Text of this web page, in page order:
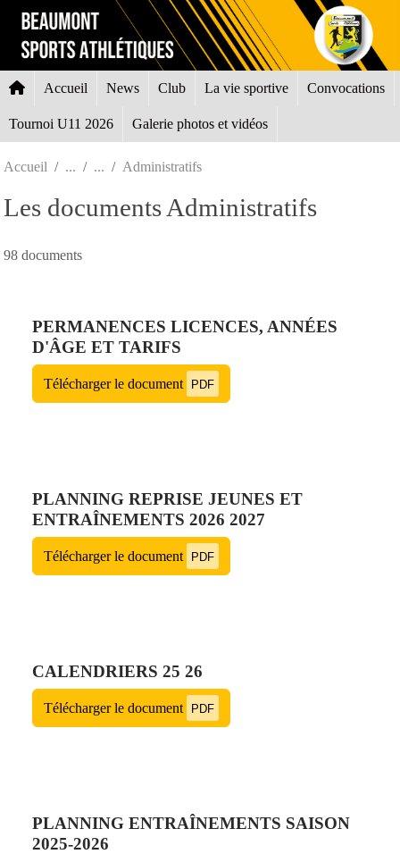
Accueil News Club La vie sportive Convocations
Tournoi U11 2026 Galerie photos et vidéos
Accueil Administratifs
Les documents Administratifs
98 documents
PERMANENCES LICENCES, ANNÉES
D'ÂGE ET TARIFS
Télécharger le document PDF
PLANNING REPRISE JEUNES ET
ENTRAÎNEMENTS 2026 2027
Télécharger le document PDF
CALENDRIERS 25 26
Télécharger le document PDF
PLANNING ENTRAÎNEMENTS SAISON
2025-2026
Panneau de gestion des cookies